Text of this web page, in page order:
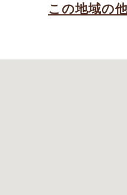
この地域の